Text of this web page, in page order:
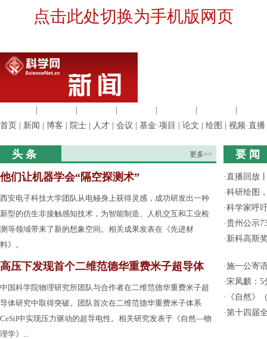
点击此处切换为手机版网页
首页
新闻 博客 院士 人才 会议 基金·项目 论文 绘图 视频·直播
头 条 更多>>
他们让机器学会“隔空探测术”
西安电子科技大学团队从电鳗身上获得灵感，成功研发出一种
新型的仿生非接触感知技术，为智能制造、人机交互和工业检
测等领域带来了新的想象空间。相关成果发表在《先进材
料》。
高压下发现首个二维范德华重费米子超导体
中国科学院物理研究所团队与合作者在二维范德华重费米子超
导体研究中取得突破。团队首次在二维范德华重费米子体系
CeSiI中实现压力驱动的超导电性。相关研究发表于《自然—物
理学》...
要 闻
·直播回放
·科研绘图
·科学家呼
·贵州公示
· 新科高斯
·施一公寄
·宋凤麒：5
·
《自然》
·第十四届